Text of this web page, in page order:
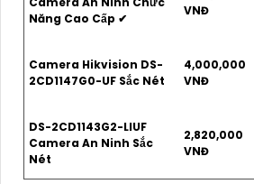
Năng Cao Cấp ✔
VNĐ
Camera Hikvision DS-
2CD1147G0-UF Sắc Nét
4,000,000
VNĐ
DS-2CD1143G2-LIUF
Camera An Ninh Sắc
Nét
2,820,000
VNĐ